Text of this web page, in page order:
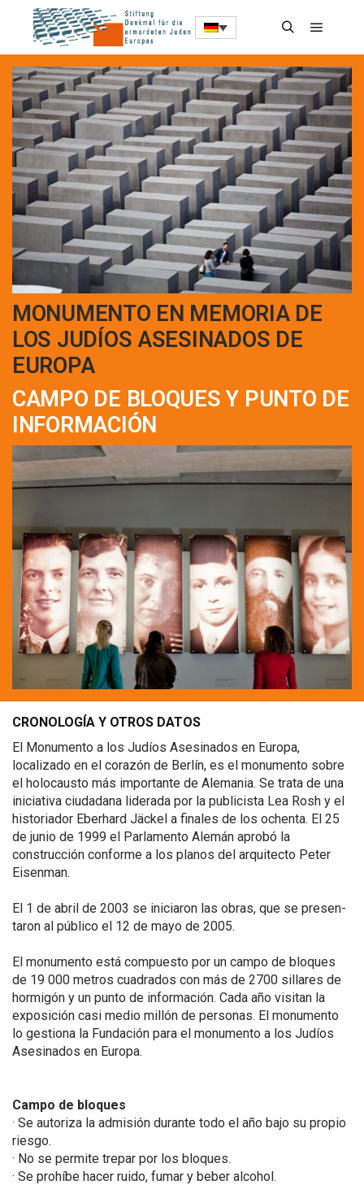
MONUMENTO EN MEMORIA DE
LOS JUDÍOS ASESINADOS DE
EUROPA
CAMPO DE BLOQUES Y PUNTO DE
INFORMACIÓN
CRONOLOGÍA Y OTROS DATOS
El Monumento a los Judíos Asesinados en Europa,
localizado en el corazón de Berlín, es el monumento sobre
el holocausto más importante de Alemania. Se trata de una
iniciativa ciudadana liderada por la publicista Lea Rosh y el
historiador Eberhard Jäckel a finales de los ochenta. El 25
de junio de 1999 el Parlamento Alemán aprobó la
construcción conforme a los planos del arquitecto Peter
Eisenman.
El 1 de abril de 2003 se iniciaron las obras, que se presen-
taron al público el 12 de mayo de 2005.
El monumento está compuesto por un campo de bloques
de 19 000 metros cuadrados con más de 2700 sillares de
hormigón y un punto de información. Cada año visitan la
exposición casi medio millón de personas. El monumento
lo gestiona la Fundación para el monumento a los Judíos
Asesinados en Europa.
Campo de bloques
· Se autoriza la admisión durante todo el año bajo su propio
riesgo.
· No se permite trepar por los bloques.
· Se prohíbe hacer ruido, fumar y beber alcohol.